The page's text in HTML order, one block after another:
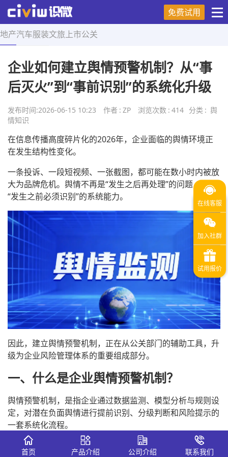
免费试用
地产汽车服装文旅 上市公关
首页 > 舆情知识 > 正文
企业如何建立舆情预警机制？从“事
后灭火”到“事前识别”的系统化升级
发布时间:2026-06-15 10:23 作者 : ZP 浏览次数 : 414 分类 : 舆
情知识
在信息传播高度碎片化的2026年，企业面临的舆情环境正
在发生结构性变化。
一条投诉、一段短视频、一张截图，都可能在数小时内被放
大为品牌危机。舆情不再是“发生之后再处理”的问题，而是
“发生之前必须识别”的系统能力。
因此，建立舆情预警机制，正在从公关部门的辅助工具，升
级为企业风险管理体系的重要组成部分。
一、什么是企业舆情预警机制？
舆情预警机制，是指企业通过数据监测、模型分析与规则设
定，对潜在负面舆情进行提前识别、分级判断和风险提示的
一套系统化流程。
其核心目标不是“消除舆情”，而是“提前发现风险信号”。
首页 产品介绍 公司介绍 联系我们